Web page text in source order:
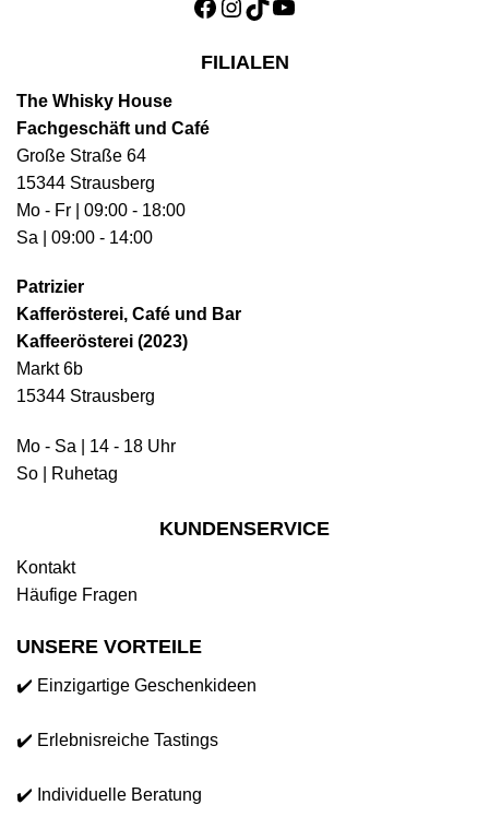
FILIALEN
The Whisky House
Fachgeschäft und Café
Große Straße 64
15344 Strausberg
Mo - Fr | 09:00 - 18:00
Sa | 09:00 - 14:00
Patrizier
Kafferösterei, Café und Bar
Kaffeerösterei (2023)
Markt 6b
15344 Strausberg
Mo - Sa | 14 - 18 Uhr
So | Ruhetag
KUNDENSERVICE
Kontakt
Häufige Fragen
UNSERE VORTEILE
✔️ Einzigartige Geschenkideen
✔️ Erlebnisreiche Tastings
✔️ Individuelle Beratung